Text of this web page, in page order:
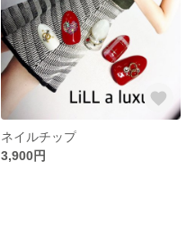
ネイルチップ
3,900円